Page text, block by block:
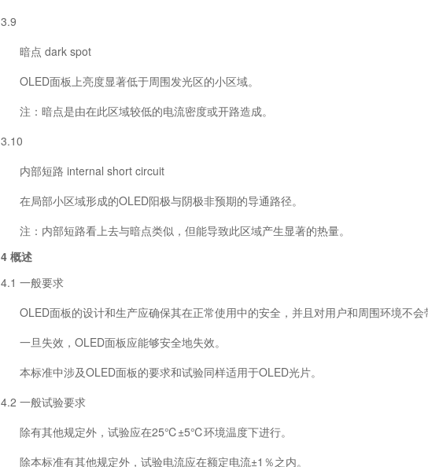
3.9
暗点 dark spot
OLED面板上亮度显著低于周围发光区的小区域。
注：暗点是由在此区域较低的电流密度或开路造成。
3.10
内部短路 internal short circuit
在局部小区域形成的OLED阳极与阴极非预期的导通路径。
注：内部短路看上去与暗点类似，但能导致此区域产生显著的热量。
4 概述
4.1 一般要求
OLED面板的设计和生产应确保其在正常使用中的安全，并且对用户和周围环境不会
一旦失效，OLED面板应能够安全地失效。
本标准中涉及OLED面板的要求和试验同样适用于OLED光片。
4.2 一般试验要求
除有其他规定外，试验应在25℃±5℃环境温度下进行。
除本标准有其他规定外，试验电流应在额定电流±1％之内。